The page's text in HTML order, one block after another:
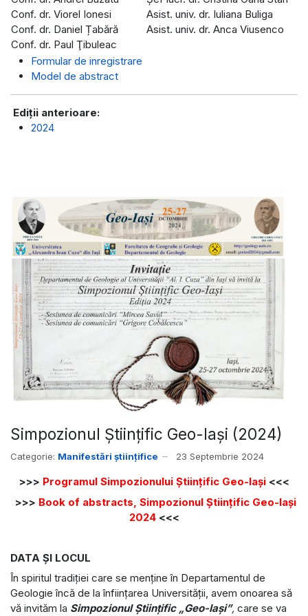
Conf. dr. Viorel Ionesi
Conf. dr. Daniel Țabără
Conf. dr. Paul Ţibuleac
Asist. univ. dr. Iuliana Buliga
Asist. univ. dr. Anca Viusenco
Formular de inregistrare
Model de abstract
Ediții anterioare:
2024
Simpozionul Științific Geo-Iași (2024)
Categorie: Manifestări științifice 23 Septembrie 2024
>>> Programul Simpozionului Științific Geo-Iași<<<
>>> Book of abstracts, Simpozionul Științific Geo-Iași
2024<<<
DATA ŞI LOCUL
În spiritul tradiţiei care se menţine în Departamentul de
Geologie încă de la înfiinţarea Universităţii, avem onoarea să
vă invităm la Simpozionul Ştiinţific „Geo-Iași”, care se va